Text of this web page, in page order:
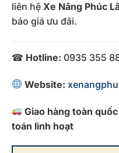
liên hệ Xe Nâng Phúc
báo giá ưu đãi.
☎ Hotline: 0935 355
Website:
Giao hàng toàn
toán linh hoạt